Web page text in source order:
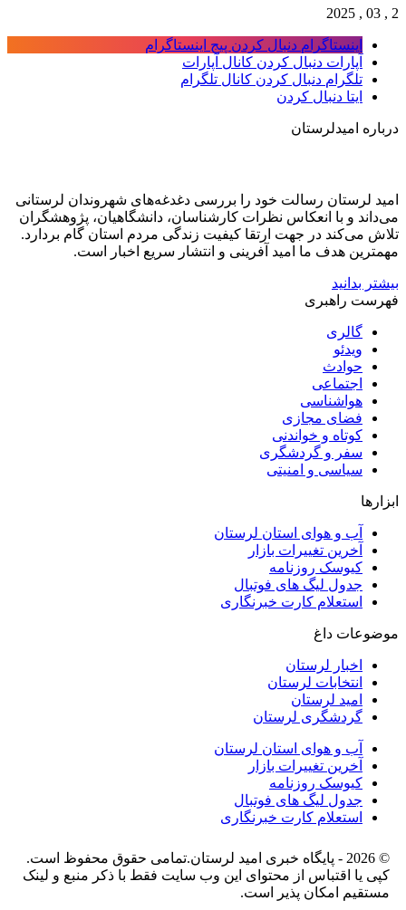
2 , 03 , 2025
اینستاگرام دنبال کردن پیج اینستاگرام
آپارات دنبال کردن کانال آپارات
تلگرام دنبال کردن کانال تلگرام
ایتا دنبال کردن
درباره امیدلرستان
امید لرستان رسالت خود را بررسی دغدغه‌های شهروندان لرستانی
می‌داند و با انعکاس نظرات کارشناسان، دانشگاهیان، پژوهشگران
تلاش می‌کند در جهت ارتقا کیفیت زندگی مردم استان گام بردارد.
مهمترین هدف ما امید آفرینی و انتشار سریع اخبار است.
بیشتر بدانید
فهرست راهبری
گالری
ویدئو
حوادث
اجتماعی
هواشناسی
فضای مجازی
کوتاه و خواندنی
سفر و گردشگری
سیاسی و امنیتی
ابزارها
آب و هوای استان لرستان
آخرین تغییرات بازار
کیوسک روزنامه
جدول لیگ های فوتبال
استعلام کارت خبرنگاری
موضوعات داغ
اخبار لرستان
انتخابات لرستان
امید لرستان
گردشگری لرستان
آب و هوای استان لرستان
آخرین تغییرات بازار
کیوسک روزنامه
جدول لیگ های فوتبال
استعلام کارت خبرنگاری
© 2026 - پایگاه خبری اميد لرستان.تمامی حقوق محفوظ است.
کپی یا اقتباس از محتوای این وب سایت فقط با ذکر منبع و لینک
مستقیم امکان پذیر است.